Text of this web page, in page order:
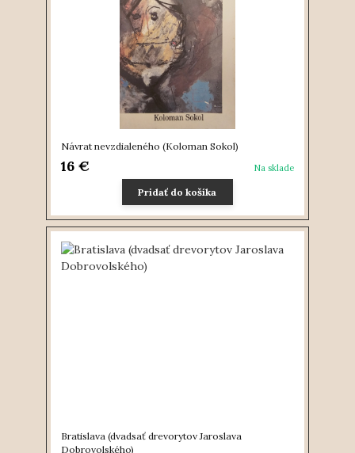
Návrat nevzdialeného (Koloman Sokol)
16 € Na sklade
Pridať do košíka
Bratislava (dvadsať drevorytov Jaroslava
Dobrovolského)